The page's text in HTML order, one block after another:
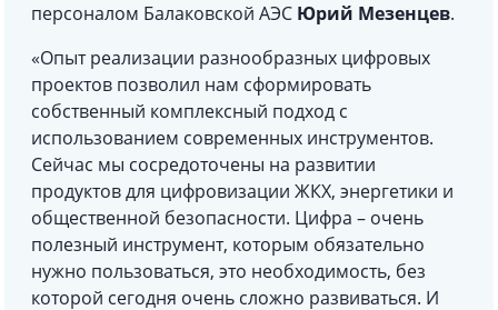
персоналом Балаковской АЭС Юрий Мезенцев.
«Опыт реализации разнообразных цифровых
проектов позволил нам сформировать
собственный комплексный подход с
использованием современных инструментов.
Сейчас мы сосредоточены на развитии
продуктов для цифровизации ЖКХ, энергетики и
общественной безопасности. Цифра – очень
полезный инструмент, которым обязательно
нужно пользоваться, это необходимость, без
которой сегодня очень сложно развиваться. И